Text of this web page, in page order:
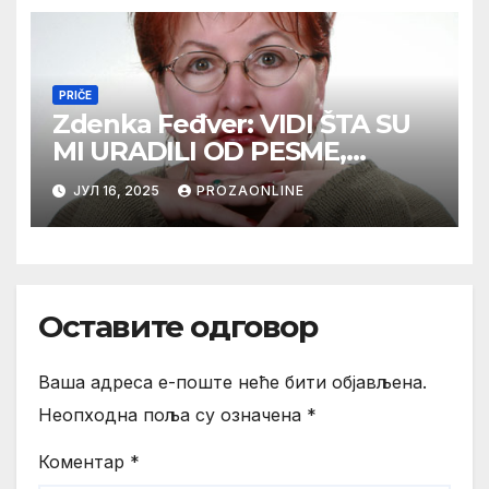
PRIČE
Zdenka Feđver: VIDI ŠTA SU
MI URADILI OD PESME,
MAMA*
ЈУЛ 16, 2025 PROZAONLINE
Оставите одговор
Ваша адреса е-поште неће бити објављена.
Неопходна поља су означена *
Коментар *